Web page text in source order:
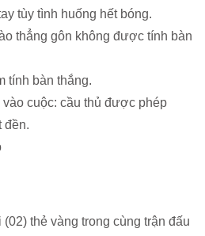
tùy tình huống hết bóng.
thẳng gôn không được tính bàn
tính bàn thắng.
cuộc: cầu thủ được phép
đền.
thẻ vàng trong cùng trận đấu